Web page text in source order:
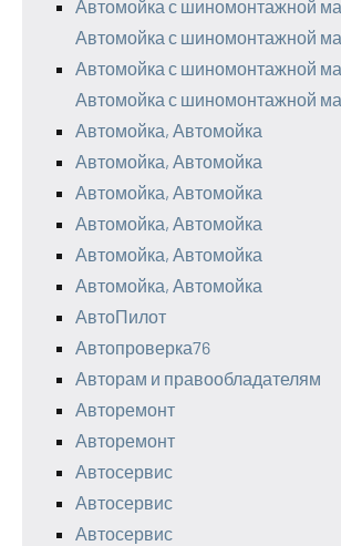
Автомойка с шиномонтажной
Автомойка с шиномонтажной
Автомойка с шиномонтажной
Автомойка с шиномонтажной
Автомойка, Автомойка
Автомойка, Автомойка
Автомойка, Автомойка
Автомойка, Автомойка
Автомойка, Автомойка
Автомойка, Автомойка
АвтоПилот
Автопроверка76
Авторам и правообладателям
Авторемонт
Авторемонт
Автосервис
Автосервис
Автосервис